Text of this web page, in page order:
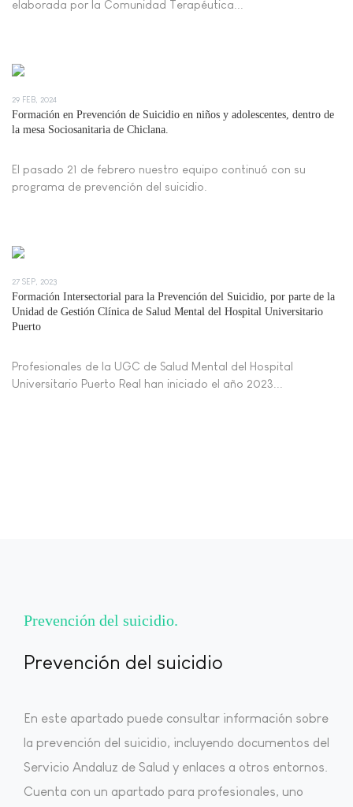
elaborada por la Comunidad Terapéutica...
29 FEB, 2024
Formación en Prevención de Suicidio en niños y adolescentes, dentro de
la mesa Sociosanitaria de Chiclana.
El pasado 21 de febrero nuestro equipo continuó con su
programa de prevención del suicidio.
27 SEP, 2023
Formación Intersectorial para la Prevención del Suicidio, por parte de la
Unidad de Gestión Clínica de Salud Mental del Hospital Universitario
Puerto
Profesionales de la UGC de Salud Mental del Hospital
Universitario Puerto Real han iniciado el año 2023...
Prevención del suicidio
Prevención del suicidio
En este apartado puede consultar información sobre
la prevención del suicidio, incluyendo documentos del
Servicio Andaluz de Salud y enlaces a otros entornos.
Cuenta con un apartado para profesionales, uno